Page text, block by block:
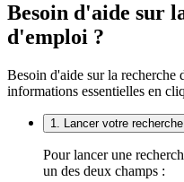
Besoin d'aide sur
d'emploi ?
Besoin d'aide sur la recherche
informations essentielles en
1. Lancer votre recherche
Pour lancer une
un des deux champs :